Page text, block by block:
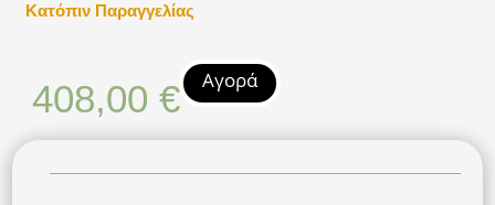
Κατόπιν Παραγγελίας
408,00€ Αγορά